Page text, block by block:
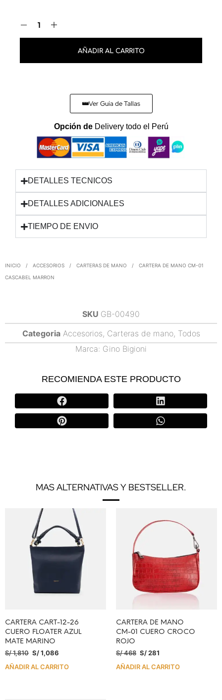
AÑADIR AL CARRITO
Ver Guía de Tallas
Opción de Delivery todo el Perú
DETALLES TECNICOS
DETALLES ADICIONALES
TIEMPO DE ENVIO
INICIO / ACCESORIOS / CARTERAS DE MANO /
CARTERA DE MANO CM-01
CASCABEL MARRON
SKU GB-00490
Categoria Accesorios, Carteras de mano, Todos
Marca: Gino Bigioni
RECOMIENDA ESTE PRODUCTO
MAS ALTERNATIVAS Y BESTSELLER.
CARTERA CART-12-26
CUERO FLOATER AZUL
MATE MARINO
S/1,810 S/1,086
AÑADIR AL CARRITO
CARTERA DE MANO
CM-01 CUERO CROCO
ROJO
S/468 S/281
AÑADIR AL CARRITO